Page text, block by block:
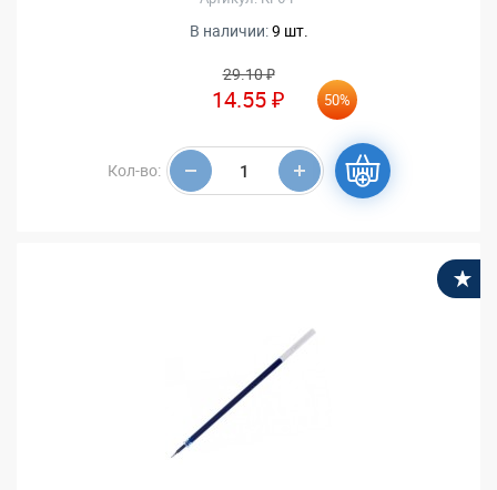
В наличии:9 шт.
29.10 ₽
14.55 ₽ 50%
Кол-во: